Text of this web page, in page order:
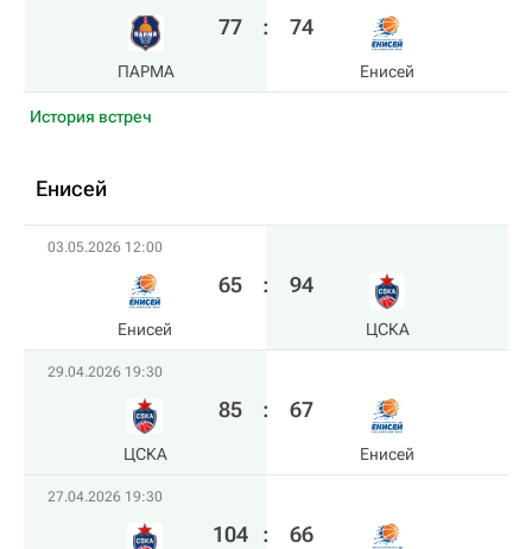
ПАРМА
77 : 74
Енисей
История встреч
Енисей
03.05.2026 12:00
Енисей
65 : 94
ЦСКА
29.04.2026 19:30
ЦСКА
85 : 67
Енисей
27.04.2026 19:30
104 : 66